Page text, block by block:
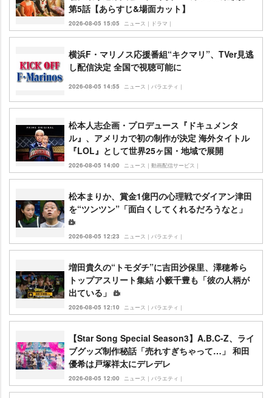
第5話【あらすじ&場面カット】
2026-08-05 15:05 ニュース｜ドラマ｜
横浜F・マリノス応援番組“キクマリ”、TVer見逃
し配信決定 全国で視聴可能に
2026-08-05 14:55 ニュース｜バラエティ｜
松本人志企画・プロデュース『ドキュメンタ
ル』、アメリカで初の制作が決定 海外タイトル
『LOL』として世界25ヶ国・地域で展開
2026-08-05 14:00 ニュース｜動画配信サービス｜
松本まりか、賞金1億円の心理戦でダイアン津田
を“ツンツン”「面白くしてくれるだろうなと」
2026-08-05 12:23 ニュース｜バラエティ｜
増田貴久の“トモダチ”に吉田沙保里、澤穂希ら
トップアスリート集結 小籔千豊も「彼の人柄が
出ている」
2026-08-05 12:10 ニュース｜バラエティ｜
【Star Song Special Season3】A.B.C-Z、ライ
ブグッズ制作秘話「売れすぎちゃって…」 和田
優希は戸塚祥太にデレデレ
2026-08-05 12:00 ニュース｜バラエティ｜